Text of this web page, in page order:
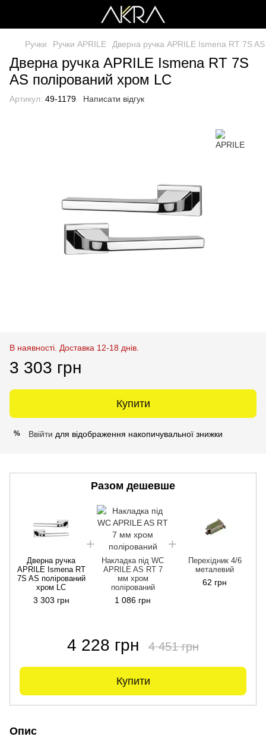
Ручки Ручки APRILE Дверна ручка APRILE Ismena RT 7S
Дверна ручка APRILE Ismena RT 7S
AS полірований хром LC
Артикул: 49-1179 Написати відгук
В наявності. Доставка 12-18 днів.
3 303 грн
Купити
% Ввійти для відображення накопичувальної знижки
Разом дешевше
Дверна ручка
APRILE Ismena RT
7S AS полірований
хром LC
3 303 грн
Накладка під WC
APRILE AS RT 7
мм хром
полірований
1 086 грн
Перехідник 4/6
металевий
62 грн
4 228 грн 4 451 грн
Купити
Опис